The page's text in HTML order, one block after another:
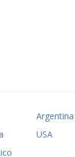
Argentina
USA